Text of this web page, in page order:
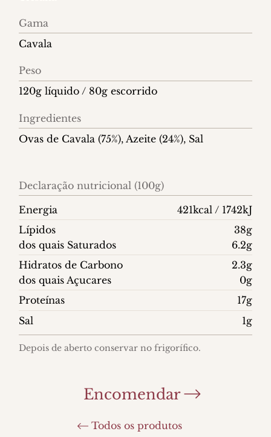
Gama
Cavala
Peso
120g líquido / 80g escorrido
Ingredientes
Ovas de Cavala (75%), Azeite (24%), Sal
Declaração nutricional (100g)
Energia
421kcal / 1742kJ
Lípidos
38g
dos quais Saturados
6.2g
Hidratos de Carbono
2.3g
dos quais Açucares
0g
Proteínas
17g
Sal
1g
Depois de aberto conservar no frigorífico.
Encomendar
Todos os produtos